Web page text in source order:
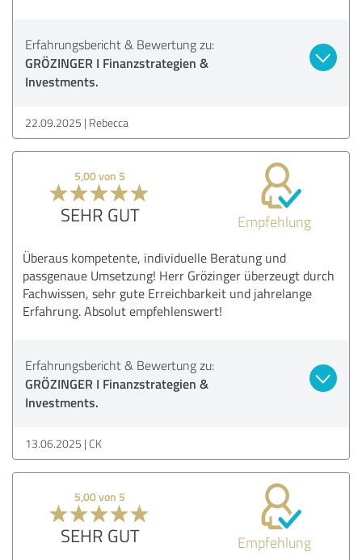
Erfahrungsbericht & Bewertung zu:
GRÖZINGER I Finanzstrategien &
Investments.
22.09.2025 Rebecca
5,00 von 5
SEHR GUT Empfehlung
Überaus kompetente, individuelle Beratung und
passgenaue Umsetzung! Herr Grözinger überzeugt durch
Fachwissen, sehr gute Erreichbarkeit und jahrelange
Erfahrung. Absolut empfehlenswert!
Erfahrungsbericht & Bewertung zu:
GRÖZINGER I Finanzstrategien &
Investments.
13.06.2025 CK
5,00 von 5
SEHR GUT Empfehlung